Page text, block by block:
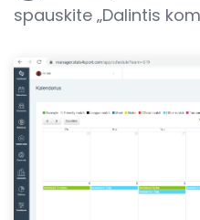
spauskite „Dalintis